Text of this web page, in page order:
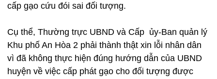
cấp gạo cứu đói sai đối tượng.
Cụ thể, Thường trực UBND và Cấp ủy-Ban quản lý
Khu phố An Hòa 2 phải thành thật xin lỗi nhân dân
vì đã không thực hiện đúng hướng dẫn của UBND
huyện về việc cấp phát gạo cho đối tượng được